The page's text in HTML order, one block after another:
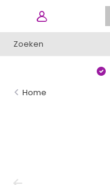
Home